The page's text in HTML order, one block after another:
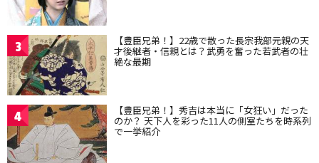
3 【豊臣兄弟！】22歳で散った長宗我部元親の天
才後継者・信親とは？武勇を奮った若武者の壮
絶な最期
4 【豊臣兄弟！】秀吉は本当に「女狂い」だった
のか？ 天下人を彩った11人の側室たちを時系列
で一挙紹介